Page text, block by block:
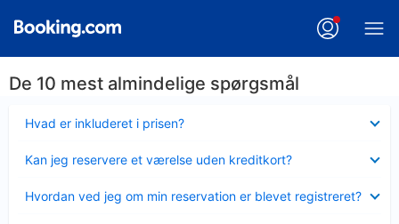
De 10 mest almindelige spørgsmål
Hvad er inkluderet i prisen?
Kan jeg reservere et værelse uden kreditkort?
Hvordan ved jeg om min reservation er blevet registreret?